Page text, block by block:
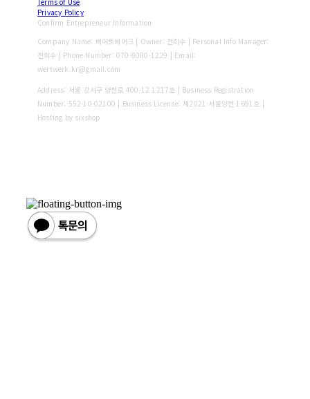
Privacy Policy
Confirm Entrepreneur Information
Company Name: 베어트베어크 | Owner: 전희수 | Personal Info Manager:
전희수 | Phone Number: 070-8080-1229 | Email:
wertwerk.kr@gmail.com
Address: 서울 강서구 양천로 400-12 1217호 | Business Registration
Number: 552-10-02100 | Business License: 제2021-서울양천-1691호 |
Hosting by sixshop